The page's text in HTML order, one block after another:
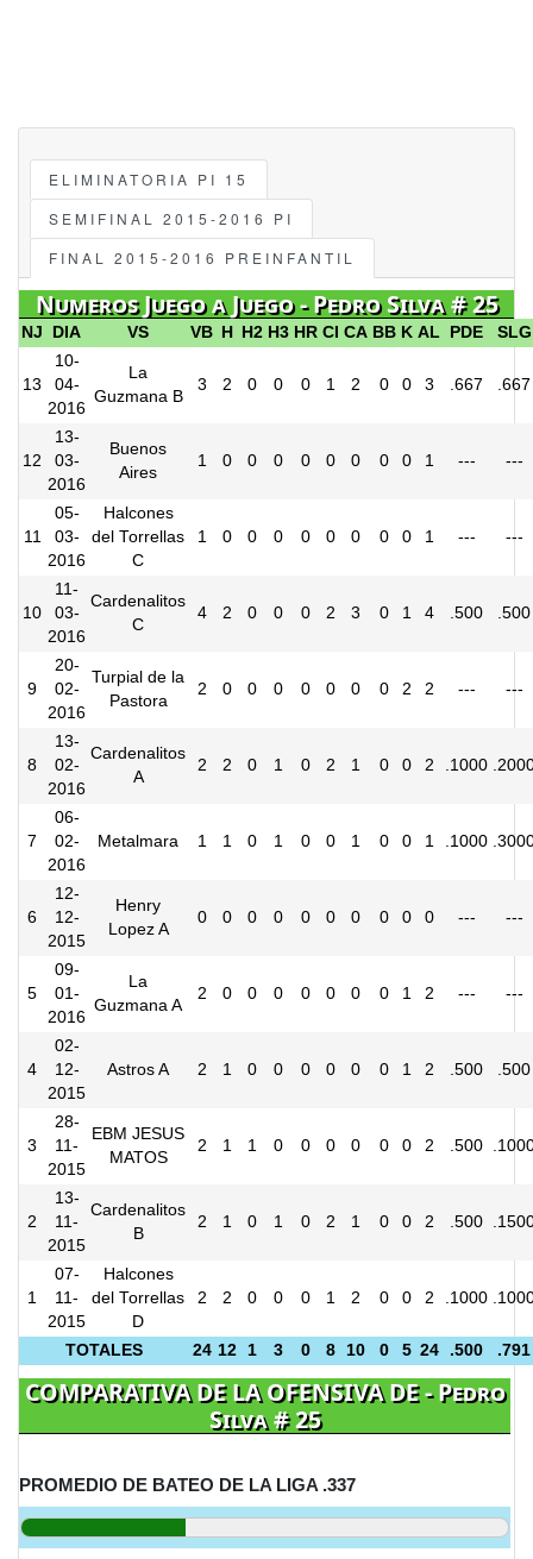
ELIMINATORIA PI 15
SEMIFINAL 2015-2016 PI
FINAL 2015-2016 PREINFANTIL
Numeros Juego a Juego - Pedro Silva # 25
NJ DIA VS VB H H2 H3 HR CI CA BB K AL PDE SLG
13
10-
04-
2016
La
Guzmana B
3 2 0 0 0 1 2 0 0 3 .667 .667
12
13-
03-
2016
Buenos
Aires
1 0 0 0 0 0 0 0 0 1 --- ---
11
05-
03-
2016
Halcones
del Torrellas
C
1 0 0 0 0 0 0 0 0 1 --- ---
10
11-
03-
2016
Cardenalitos
C
4 2 0 0 0 2 3 0 1 4 .500 .500
9
20-
02-
2016
Turpial de la
Pastora
2 0 0 0 0 0 0 0 2 2 --- ---
8
13-
02-
2016
Cardenalitos
A
2 2 0 1 0 2 1 0 0 2 .1000
7
06-
02-
2016
Metalmara 1 1 0 1 0 0 1 0 0 1 .1000
6
12-
12-
2015
Henry
Lopez A
0 0 0 0 0 0 0 0 0 0 --- ---
5
09-
01-
2016
La
Guzmana A
2 0 0 0 0 0 0 0 1 2 --- ---
4
02-
12-
2015
Astros A 2 1 0 0 0 0 0 0 1 2 .500 .500
3
28-
11-
2015
EBM JESUS
MATOS
2 1 1 0 0 0 0 0 0 2 .500
2
13-
11-
2015
Cardenalitos
B
2 1 0 1 0 2 1 0 0 2 .500
1
07-
11-
2015
Halcones
del Torrellas
D
2 2 0 0 0 1 2 0 0 2 .1000
TOTALES 24 12 1 3 0 8 10 0 5 24 .500 .791
COMPARATIVA DE LA OFENSIVA DE - Pedro
Silva # 25
PROMEDIO DE BATEO DE LA LIGA .337